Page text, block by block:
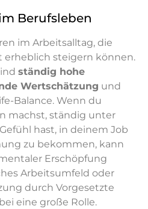
Berufsleben
im Arbeitsalltag, die
erheblich steigern können.
ständig hohe
Wertschätzung und
Balance. Wenn du
machst, ständig unter
hast, in deinem Job
zu bekommen, kann
Erschöpfung
Arbeitsumfeld oder
durch Vorgesetzte
eine große Rolle.